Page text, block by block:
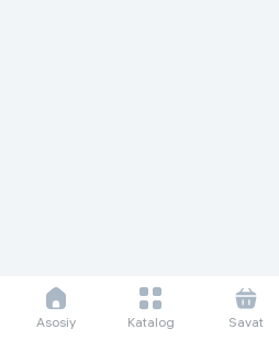
Asosiy Katalog Savat